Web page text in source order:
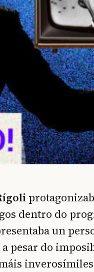
dentro do
un
pesar do